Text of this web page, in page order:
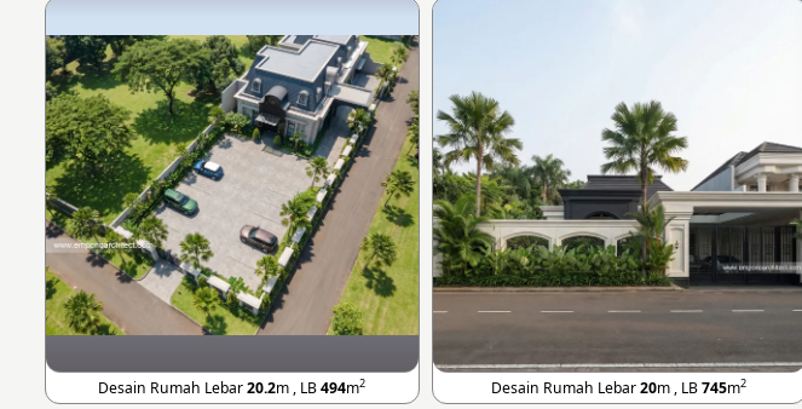
Desain Rumah Lebar20.2m , LB494m2 Desain Rumah Lebar20m , LB745m2